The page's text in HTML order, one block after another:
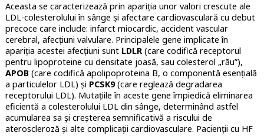
Aceasta se caracterizează prin apariția unor valori crescute ale
LDL-colesterolului în sânge și afectare cardiovasculară cu debut
precoce care include: infarct miocardic, accident vascular
cerebral, afecțiuni valvulare. Principalele gene implicate în
apariția acestei afecțiuni sunt LDLR(care codifică receptorul
pentru lipoproteine cu densitate joasă, sau colesterol „rău”),
APOB(care codifică apolipoproteina B, o componentă esențială
a particulelor LDL) și PCSK9(care reglează degradarea
receptorului LDL). Mutațiile în aceste gene împiedică eliminarea
eficientă a colesterolului LDL din sânge, determinând astfel
acumularea sa și creșterea semnificativă a riscului de
ateroscleroză și alte complicații cardiovasculare. Pacienții cu HF